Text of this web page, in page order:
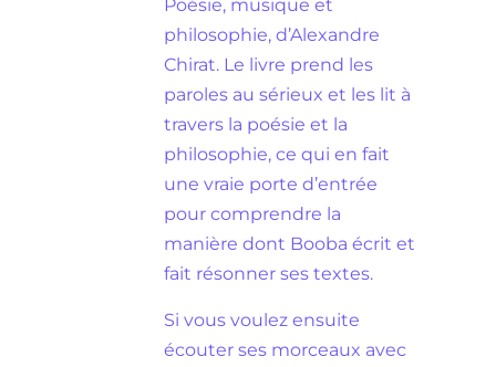
Poésie, musique et
philosophie, d’Alexandre
Chirat. Le livre prend les
paroles au sérieux et les lit à
travers la poésie et la
philosophie, ce qui en fait
une vraie porte d’entrée
pour comprendre la
manière dont Booba écrit et
fait résonner ses textes.
Si vous voulez ensuite
écouter ses morceaux avec